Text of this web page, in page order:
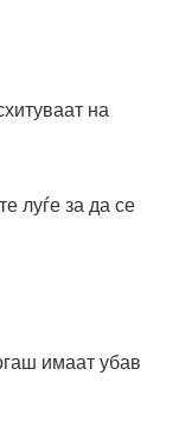
на
луѓе за да се
имаат убав